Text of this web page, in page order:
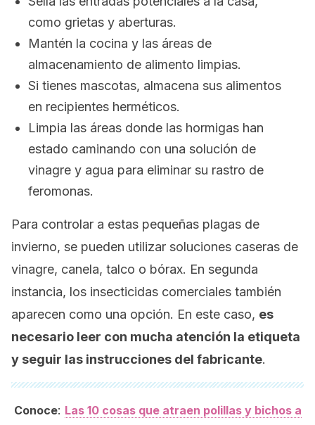
como grietas y aberturas.
Mantén la cocina y las áreas de
almacenamiento de alimento limpias.
Si tienes mascotas, almacena sus alimentos
en recipientes herméticos.
Limpia las áreas donde las hormigas han
estado caminando con una solución de
vinagre y agua para eliminar su rastro de
feromonas.
Para controlar a estas pequeñas plagas de
invierno, se pueden utilizar soluciones caseras de
vinagre, canela, talco o bórax. En segunda
instancia, los insecticidas comerciales también
aparecen como una opción. En este caso, es
necesario leer con mucha atención la etiqueta
y seguir las instrucciones del fabricante.
Conoce: Las 10 cosas que atraen polillas y bichos a